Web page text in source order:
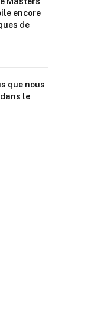
encore
de
que nous
le